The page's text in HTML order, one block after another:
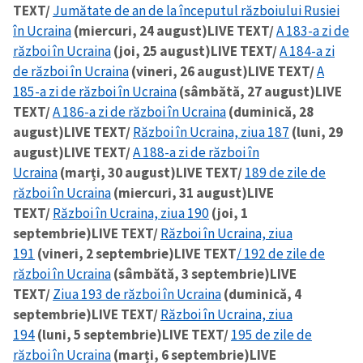
TEXT/Jumătate de an de la începutul războiului Rusiei
în Ucraina(miercuri, 24 august)LIVE TEXT/A 183-a zi de
război în Ucraina(joi, 25 august)LIVE TEXT/A 184-a zi
de război în Ucraina(vineri, 26 august)LIVE TEXT/A
185-a zi de război în Ucraina(sâmbătă, 27 august)LIVE
TEXT/A 186-a zi de război în Ucraina(duminică, 28
august)LIVE TEXT/Război în Ucraina, ziua 187 (luni, 29
august)LIVE TEXT/A 188-a zi de război în
Ucraina(marți, 30 august)LIVE TEXT/189 de zile de
război în Ucraina(miercuri, 31 august)LIVE
TEXT/Război în Ucraina, ziua 190(joi, 1
septembrie)LIVE TEXT/Război în Ucraina, ziua
191 (vineri, 2 septembrie)LIVE TEXT/ 192 de zile de
război în Ucraina(sâmbătă, 3 septembrie)LIVE
TEXT/Ziua 193 de război în Ucraina(duminică, 4
septembrie)LIVE TEXT/Război în Ucraina, ziua
194(luni, 5 septembrie)LIVE TEXT/195 de zile de
război în Ucraina(marți, 6 septembrie)LIVE